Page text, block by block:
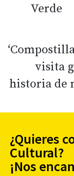
Verde
visita
historia de
¿Quieres
Cultural?
¡Nos